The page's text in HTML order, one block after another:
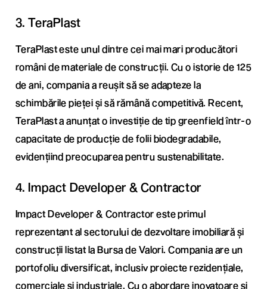
3. TeraPlast
TeraPlast este unul dintre cei mai mari producători
români de materiale de construcții. Cu o istorie de 125
de ani, compania a reușit să se adapteze la
schimbările pieței și să rămână competitivă. Recent,
TeraPlast a anunțat o investiție de tip greenfield într-o
capacitate de producție de folii biodegradabile,
evidențiind preocuparea pentru sustenabilitate.
4. Impact Developer & Contractor
Impact Developer & Contractor este primul
reprezentant al sectorului de dezvoltare imobiliară și
construcții listat la Bursa de Valori. Compania are un
portofoliu diversificat, inclusiv proiecte rezidențiale,
comerciale și industriale. Cu o abordare inovatoare și